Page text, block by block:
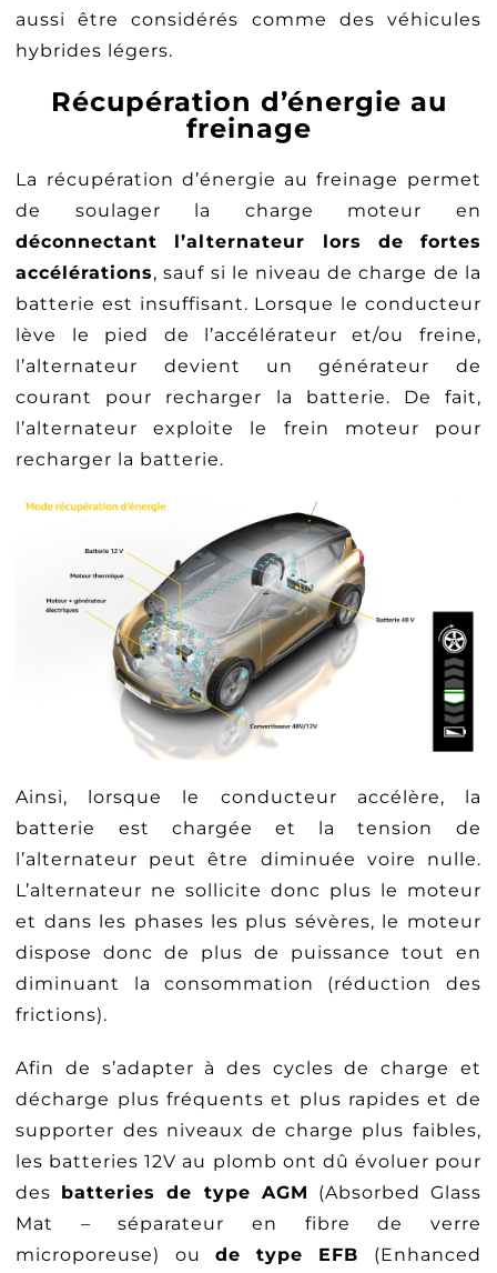
aussi être considérés comme des véhicules
hybrides légers.
Récupération d’énergie au
freinage
La récupération d’énergie au freinage permet
de soulager la charge moteur en
déconnectant l’alternateur lors de fortes
accélérations, sauf si le niveau de charge de la
batterie est insuffisant. Lorsque le conducteur
lève le pied de l’accélérateur et/ou freine,
l’alternateur devient un générateur de
courant pour recharger la batterie. De fait,
l’alternateur exploite le frein moteur pour
recharger la batterie.
Ainsi, lorsque le conducteur accélère, la
batterie est chargée et la tension de
l’alternateur peut être diminuée voire nulle.
L’alternateur ne sollicite donc plus le moteur
et dans les phases les plus sévères, le moteur
dispose donc de plus de puissance tout en
diminuant la consommation (réduction des
frictions).
Afin de s’adapter à des cycles de charge et
décharge plus fréquents et plus rapides et de
supporter des niveaux de charge plus faibles,
les batteries 12V au plomb ont dû évoluer pour
des batteries de type AGM (Absorbed Glass
Mat – séparateur en fibre de verre
microporeuse) ou de type EFB (Enhanced